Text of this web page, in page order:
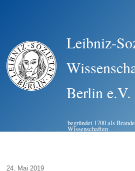
Leibniz-
Berlin e.V.
begründet 1700 als
Wissenschaften
24. Mai 2019